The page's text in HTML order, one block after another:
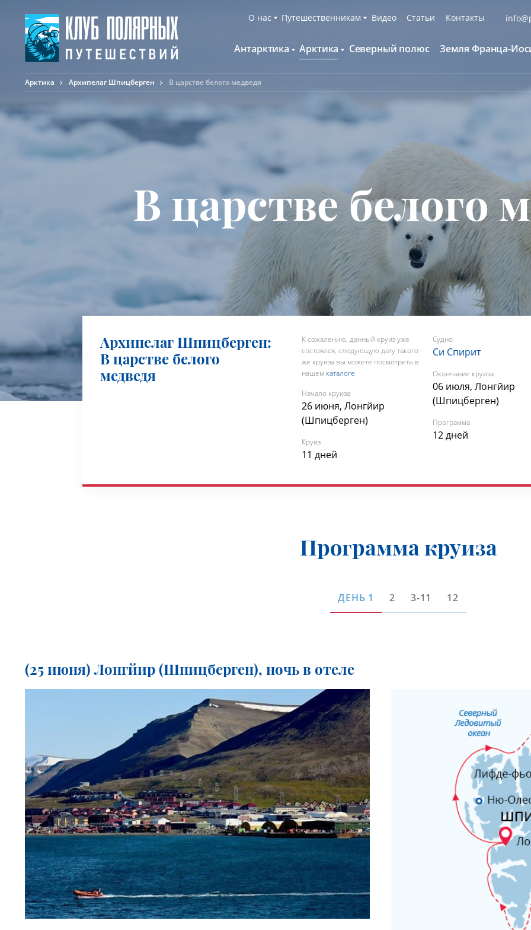
О нас
О компании
С нами путешествуют
Экспедиционная команда
Вакансии
Обратная связь
Путешественникам
Русскоязычные группы
Наши суда
Дополнительные опции
Что брать с собой
Вопросы и ответы
Специальные мероприятия
Подарочный сертификат
Видео Статьи Контакты
Антарктика
Антарктида и Южный полярный круг
Континент Антарктида Новый год
Фолклендские о-ва, Южная Георгия и
Антарктида
Арктика
Исландия
Северный полюс Земля Франца-
Арктика Архипелаг Шпицберген В царстве белого медведя
В царстве белого
Архипелаг Шпицберген:
В царстве белого
медведя
К сожалению, данный круиз уже
состоялся, следующую дату такого
же круиза вы можете посмотреть в
нашем каталоге
Начало круиза
26 июня, Лонгйир
(Шпицберген)
Круиз
11 дней
Судно
Си Спирит
Окончание круиза
06 июля, Лонгйир
(Шпицберген)
Программа
12 дней
Программа круиза
ДЕНЬ 1 2 3-11 12
(25 июня) Лонгйир (Шпицберген), ночь в отеле